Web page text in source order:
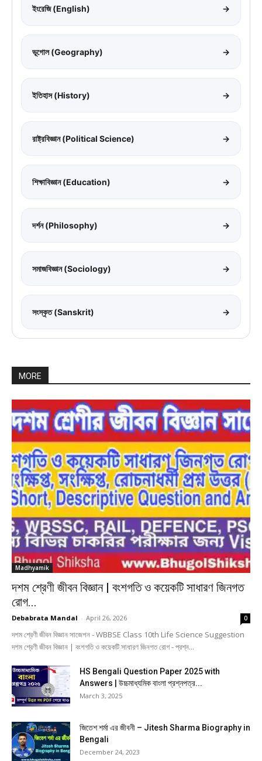
ইংরেজি (English) →
ভূগোল (Geography) →
ইতিহাস (History) →
রাষ্ট্রবিজ্ঞান (Political Science) →
শিক্ষাবিজ্ঞান (Education) →
দর্শন (Philosophy) →
সমাজবিজ্ঞান (Sociology) →
সংস্কৃত (Sanskrit) →
MORE
Madhyamik
দশম শ্রেণী জীবন বিজ্ঞান | বংশগতি ও কয়েকটি সাধারণ জিনগত
রোগ...
Debabrata Mandal - April 26, 2026 0
দশম শ্রেণী জীবন বিজ্ঞান সাজেশন - WBBSE Class 10th Life Science Suggestion
দশম শ্রেণী জীবন বিজ্ঞান | বংশগতি ও কয়েকটি সাধারণ জিনগত রোগ - প্রশ্ন...
HS Bengali Question Paper 2025 with
Answers | উচ্চমাধ্যমিক বাংলা প্রশ্নপত্র...
March 3, 2025
জিতেশ শর্মা এর জীবনী – Jitesh Sharma Biography in
Bengali
December 24, 2023